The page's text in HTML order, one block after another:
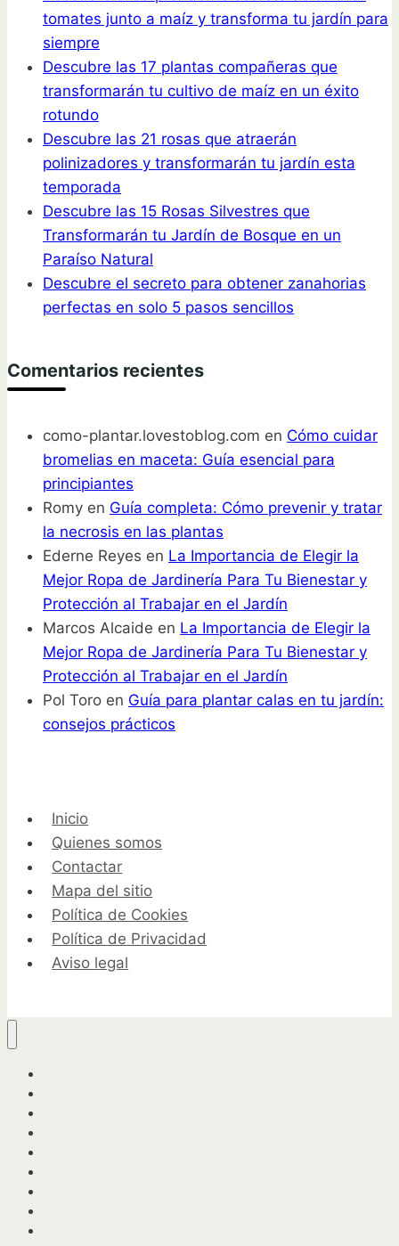
tomates junto a maíz y transforma tu jardín para
siempre
Descubre las 17 plantas compañeras que
transformarán tu cultivo de maíz en un éxito
rotundo
Descubre las 21 rosas que atraerán
polinizadores y transformarán tu jardín esta
temporada
Descubre las 15 Rosas Silvestres que
Transformarán tu Jardín de Bosque en un
Paraíso Natural
Descubre el secreto para obtener zanahorias
perfectas en solo 5 pasos sencillos
Comentarios recientes
como-plantar.lovestoblog.com en Cómo cuidar
bromelias en maceta: Guía esencial para
principiantes
Romy en Guía completa: Cómo prevenir y tratar
la necrosis en las plantas
Ederne Reyes en La Importancia de Elegir la
Mejor Ropa de Jardinería Para Tu Bienestar y
Protección al Trabajar en el Jardín
Marcos Alcaide en La Importancia de Elegir la
Mejor Ropa de Jardinería Para Tu Bienestar y
Protección al Trabajar en el Jardín
Pol Toro en Guía para plantar calas en tu jardín:
consejos prácticos
Inicio
Quienes somos
Contactar
Mapa del sitio
Política de Cookies
Política de Privacidad
Aviso legal